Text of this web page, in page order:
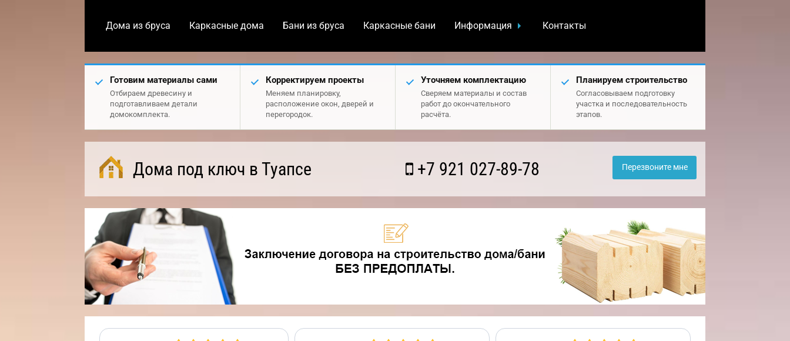
Дома из бруса Каркасные дома Бани из бруса Каркасные бани Информация Контакты
Готовим материалы сами
Отбираем древесину и
подготавливаем детали
домокомплекта.
Корректируем проекты
Меняем планировку,
расположение окон, дверей и
перегородок.
Уточняем комплектацию
Сверяем материалы и состав
работ до окончательного
расчёта.
Планируем строительство
Согласовываем подготовку
участка и последовательность
этапов.
Дома под ключ в Туапсе +7 921 027-89-78 Перезвоните мне